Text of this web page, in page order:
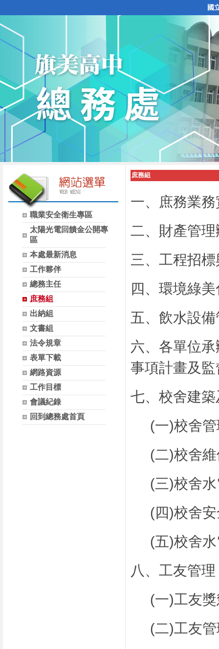
國
職業安全衛生專區
太陽光電回饋金公開專
區
本處最新消息
工作夥伴
總務主任
庶務組
出納組
文書組
法令規章
表單下載
網路資源
工作目標
會議紀錄
回到總務處首頁
庶務組
一、庶務業
二、財產管理
三、工程招
四、環境綠
五、飲水設
六、各單位
事項計畫及監
七、校舍建
(一)校舍
(二)校舍
(三)校舍
(四)校舍
(五)校舍
八、工友管理
(一)工友
(二)工友